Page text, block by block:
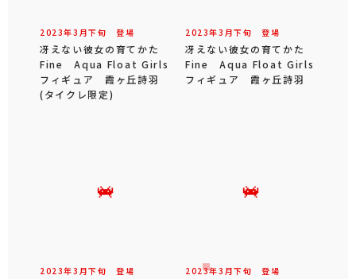
2023年3 月下旬 登場
冴えない彼女の育てかた
Fine Aqua Float Girls
フィギュア 霞ヶ丘詩羽
(タイクレ限定)
2023年3 月下旬 登場
冴えない彼女の育てかた
Fine Aqua Float Girls
フィギュア 霞ヶ丘詩羽
2023年3 月下旬 登場 2023年3 月下旬 登場